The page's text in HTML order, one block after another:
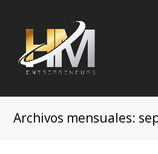
Archivos mensuales: